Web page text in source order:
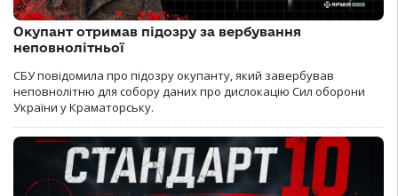
Окупант отримав підозру за вербування
неповнолітньої
СБУ повідомила про підозру окупанту, який завербував
неповнолітню для собору даних про дислокацію Сил оборони
України у Краматорську.